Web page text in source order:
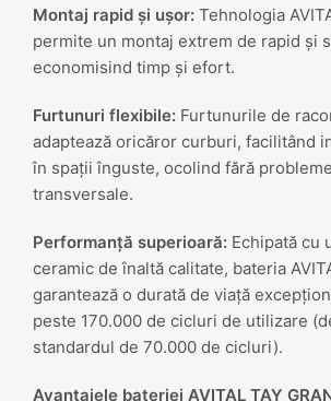
Montaj rapid și ușor: Tehnologia
permite un montaj extrem de rapid și
economisind timp și efort.
Furtunuri flexibile: Furtunurile de
adaptează oricăror curburi, facilitând
în spații înguste, ocolind fără
transversale.
Performanță superioară: Echipată cu
ceramic de înaltă calitate, bateria
garantează o durată de viață
peste 170.000 de cicluri de utilizare
standardul de 70.000 de cicluri).
Avantajele bateriei AVITAL TAY